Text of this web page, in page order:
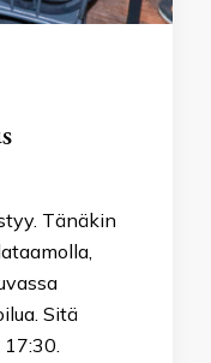
Tänäkin
Sitä